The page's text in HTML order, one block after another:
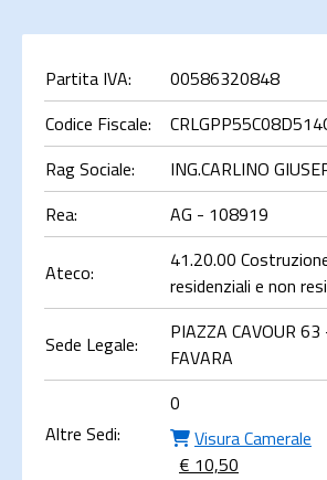
Partita IVA:
00586320848
Codice Fiscale:
Rag Sociale:
ING.CARLINO
Rea:
AG - 108919
Ateco:
41.20.00
residenziali e non
Sede Legale:
PIAZZA CAVOUR
FAVARA
Altre Sedi:
0
Visura Camerale
€ 10,50